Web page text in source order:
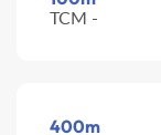
TCM -
400m